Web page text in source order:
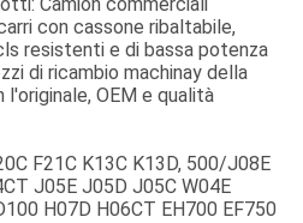
Camion commerciali
con cassone ribaltabile,
resistenti e di bassa potenza
di ricambio machinay della
OEM e qualità
F21C K13C K13D, 500/J08E
J05E J05D J05C W04E
H07D H06CT EH700 EF750